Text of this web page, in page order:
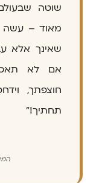
שוטה
מאוד – עשה
שאינך אלא
אם לא
חוצפתך,
תחתיך!"